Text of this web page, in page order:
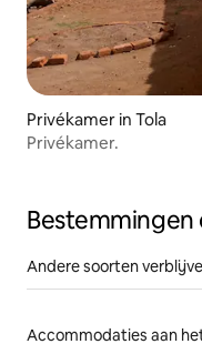
Privékamer in Tola
Privékamer.
Andere soorten